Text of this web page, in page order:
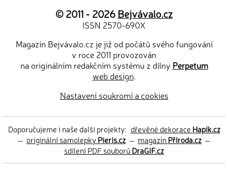
© 2011 - 2026Bejvávalo.cz
ISSN 2570-690X
Magazín Bejvávalo.cz je již od počátů svého fungování
v roce 2011 provozován
na originálním redakčním systému z dílny Perpetum
web design.
Nastavení soukromí a cookies
Doporučujeme i naše další projekty: dřevěné dekorace Hapík.cz
— originální samolepkyPieris.cz — magazínPříroda.cz —
sdílení PDF souborůDraGIF.cz